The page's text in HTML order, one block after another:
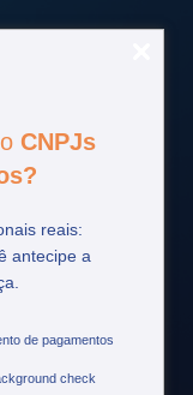
CNPJs
reais:
antecipe a
de pagamentos
check